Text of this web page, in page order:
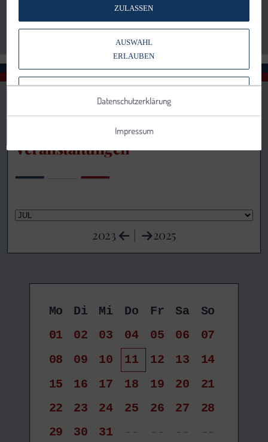
Veranstaltungen
2023 | 2025
Mo Di Mi Do Fr Sa
So
01
02 03 04 05 06
07
08
09 10 11 12 13
14
15
16 17 18 19 20
21
22
23 24 25 26 27
28
29
30 31 -- -- --
--
ZULASSEN
AUSWAHL
ERLAUBEN
VERWENDEN
Datenschutzerklärung
Impressum